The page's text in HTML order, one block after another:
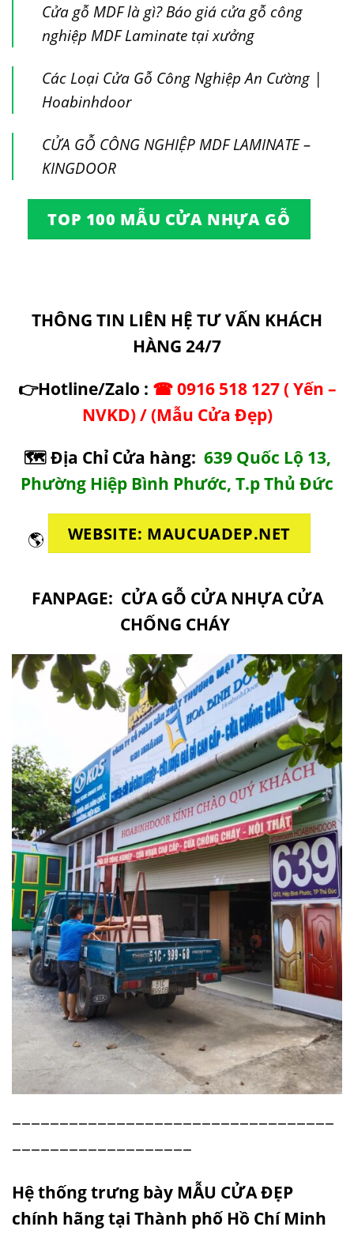
Cửa gỗ MDF là gì? Báo giá cửa gỗ công
nghiệp MDF Laminate tại xưởng
Các Loại Cửa Gỗ Công Nghiệp An Cường |
Hoabinhdoor
CỬA GỖ CÔNG NGHIỆP MDF LAMINATE –
KINGDOOR
TOP 100 MẪU CỬA NHỰA GỖ
THÔNG TIN LIÊN HỆ TƯ VẤN KHÁCH
HÀNG 24/7
👉Hotline/Zalo : ☎0916 518 127( Yến –
NVKD) /(Mẫu Cửa Đẹp)
🗺Địa Chỉ Cửa hàng: 639 Quốc Lộ 13,
Phường Hiệp Bình Phước, T.p Thủ Đức
🌎 WEBSITE: MAUCUADEP.NET
FANPAGE: CỬA GỖ CỬA NHỰA CỬA
CHỐNG CHÁY
−−−−−−−−−−−−−−−−−−−−−−−−−−−−−−−−−−
−−−−−−−−−−−−−−−−−−−
Hệ thống trưng bày MẪU CỬA ĐẸP
chính hãng tại Thành phố Hồ Chí Minh